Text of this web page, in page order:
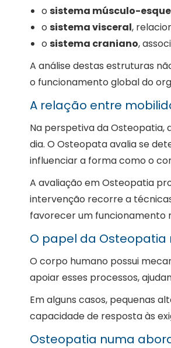
o sistema músculo-
o sistema visceral,
o sistema craniano,
A análise destas estruturas
o funcionamento global do
A relação entre
Na perspetiva da Osteopatia,
dia. O Osteopata avalia se
influenciar a forma como o
A avaliação em Osteopatia
intervenção recorre a
favorecer um funcionamento
O papel da
O corpo humano possui
apoiar esses processos,
Em alguns casos, pequenas
capacidade de resposta às
Osteopatia numa